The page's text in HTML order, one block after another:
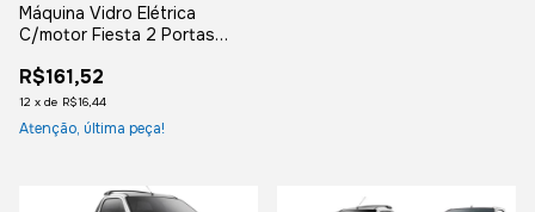
Máquina Vidro Elétrica
C/motor Fiesta 2 Portas
Direito
R$161,52
12 x de R$16,44
Atenção, última peça!